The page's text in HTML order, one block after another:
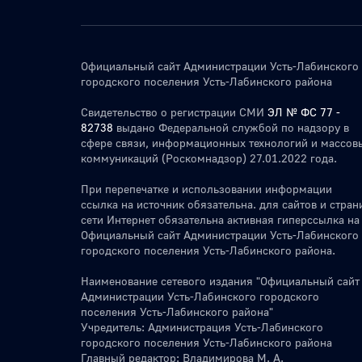
Официальный сайт Администрации Усть-Лабинского
городского поселения Усть-Лабинского района
Свидетельство о регистрации СМИ ЭЛ № ФС 77 -
82738 выдано Федеральной службой по надзору в
сфере связи, информационных технологий и
коммуникаций (Роскомнадзор) 27.01.2022 года.
При перепечатке и использовании информации
ссылка на источник обязательна. для сайтов и
сети Интернет обязательна активная гиперссылка на
Официальный сайт Администрации Усть-Лабинского
городского поселения Усть-Лабинского района.
Наименование сетевого издания "Официальный сайт
Администрации Усть-Лабинского городского
поселения Усть-Лабинского района"
Учредитель: Администрация Усть-Лабинского
городского поселения Усть-Лабинского района
Главный редактор: Владимирова М. А.